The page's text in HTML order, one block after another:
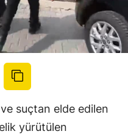
ve suçtan elde edilen
yürütülen